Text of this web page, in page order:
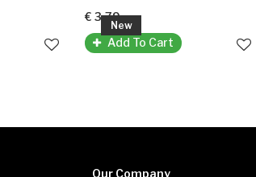
New
€ 3.79
Add To Cart
Our Company